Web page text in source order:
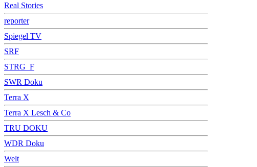
Real Stories
reporter
Spiegel TV
SRF
STRG_F
SWR Doku
Terra X
Terra X Lesch & Co
TRU DOKU
WDR Doku
Welt